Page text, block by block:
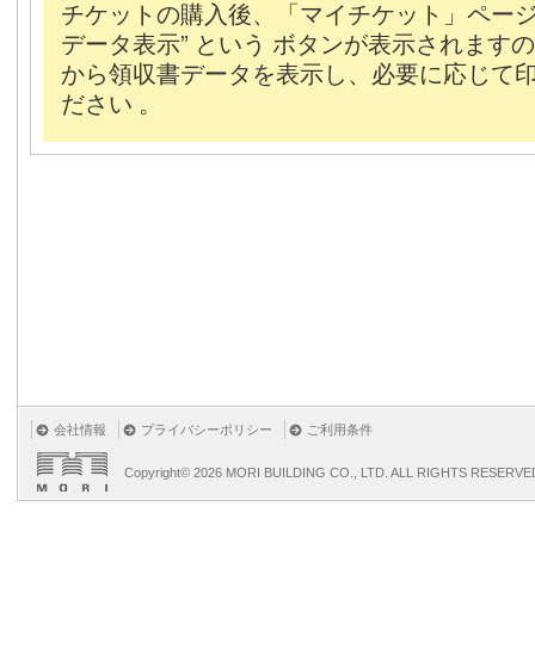
会社情報 プライバシーポリシー ご利用条件
Copyright© 2026 MORI BUILDING CO., LTD. ALL RIGHTS